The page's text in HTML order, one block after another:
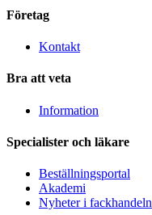
Företag
Kontakt
Bra att veta
Information
Specialister och läkare
Beställningsportal
Akademi
Nyheter i fackhandeln